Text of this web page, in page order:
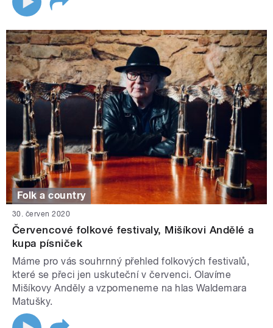
Folk a country
30. červen 2020
Červencové folkové festivaly, Mišíkovi Andělé a
kupa písniček
Máme pro vás souhrnný přehled folkových festivalů,
které se přeci jen uskuteční v červenci. Olavíme
Mišíkovy Anděly a vzpomeneme na hlas Waldemara
Matušky.